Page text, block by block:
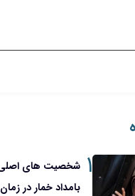
۱ شخصیت های
بامداد خمار در زمان